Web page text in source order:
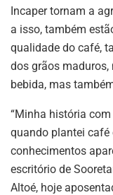
Incaper tornam a
a isso, também
qualidade do café,
dos grãos
bebida, mas
“Minha história
quando plantei
conhecimentos
escritório de
Altoé, hoje